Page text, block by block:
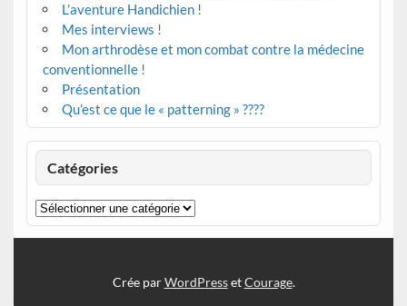
L’aventure Handichien !
Mes interviews !
Mon arthrodèse et mon combat contre la médecine
conventionnelle !
Présentation
Qu’est ce que le « patterning » ????
Catégories
Catégories
Crée parWordPressetCourage.